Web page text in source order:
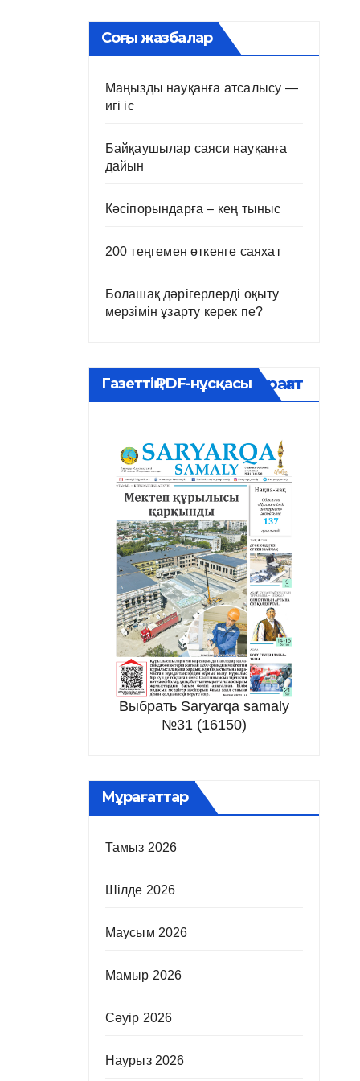
Соңғы жазбалар
Маңызды науқанға атсалысу —
игі іс
Байқаушылар саяси науқанға
дайын
Кәсіпорындарға – кең тыныс
200 теңгемен өткенге саяхат
Болашақ дәрігерлерді оқыту
мерзімін ұзарту керек пе?
Газеттің PDF-нұсқасыМұрағат
Выбрать Saryarqa samaly
№31 (16150)
Мұрағаттар
Тамыз 2026
Шілде 2026
Маусым 2026
Мамыр 2026
Сәуір 2026
Наурыз 2026